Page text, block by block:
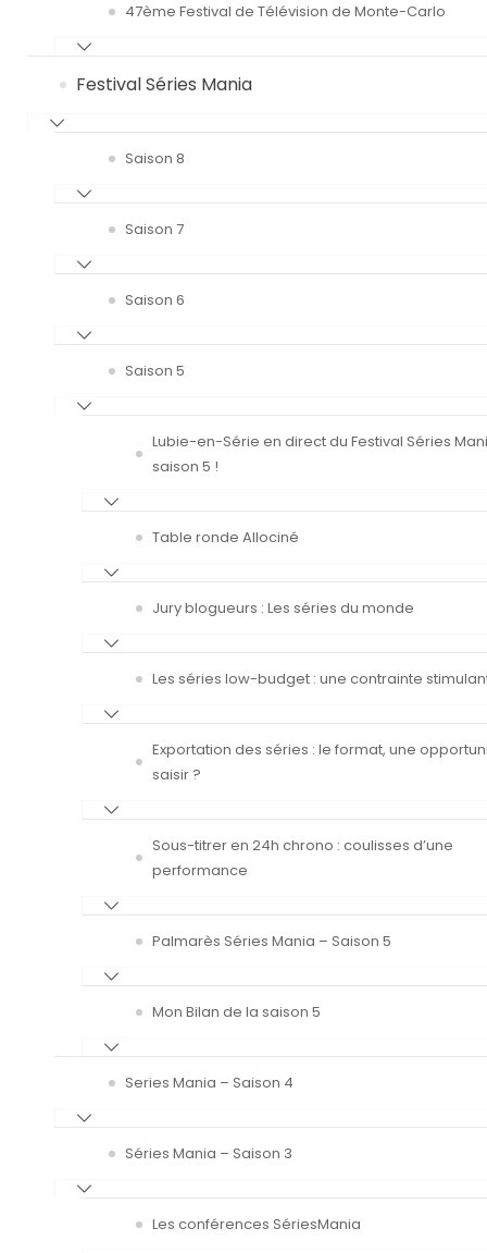
47ème Festival de Télévision de Monte-Carlo
Festival Séries Mania
Saison 8
Saison 7
Saison 6
Saison 5
Lubie-en-Série en direct du Festival Séries
saison 5 !
Table ronde Allociné
Jury blogueurs : Les séries du monde
Les séries low-budget : une contrainte
Exportation des séries : le format, une
saisir ?
Sous-titrer en 24h chrono : coulisses d’une
performance
Palmarès Séries Mania – Saison 5
Mon Bilan de la saison 5
Series Mania – Saison 4
Séries Mania – Saison 3
Les conférences SériesMania